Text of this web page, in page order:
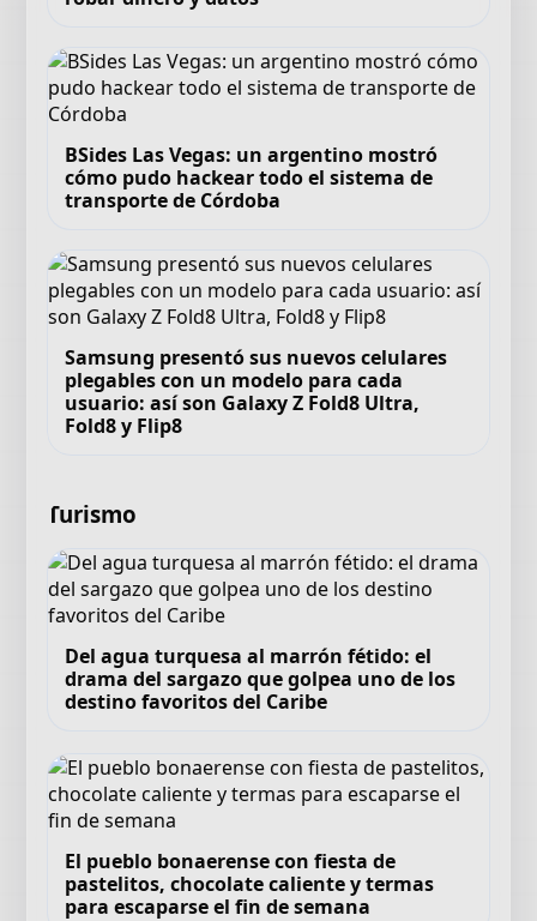
BSides Las Vegas: un argentino mostró
cómo pudo hackear todo el sistema de
transporte de Córdoba
Samsung presentó sus nuevos celulares
plegables con un modelo para cada
usuario: así son Galaxy Z Fold8 Ultra,
Fold8 y Flip8
Turismo
Del agua turquesa al marrón fétido: el
drama del sargazo que golpea uno de los
destino favoritos del Caribe
El pueblo bonaerense con fiesta de
pastelitos, chocolate caliente y termas
para escaparse el fin de semana